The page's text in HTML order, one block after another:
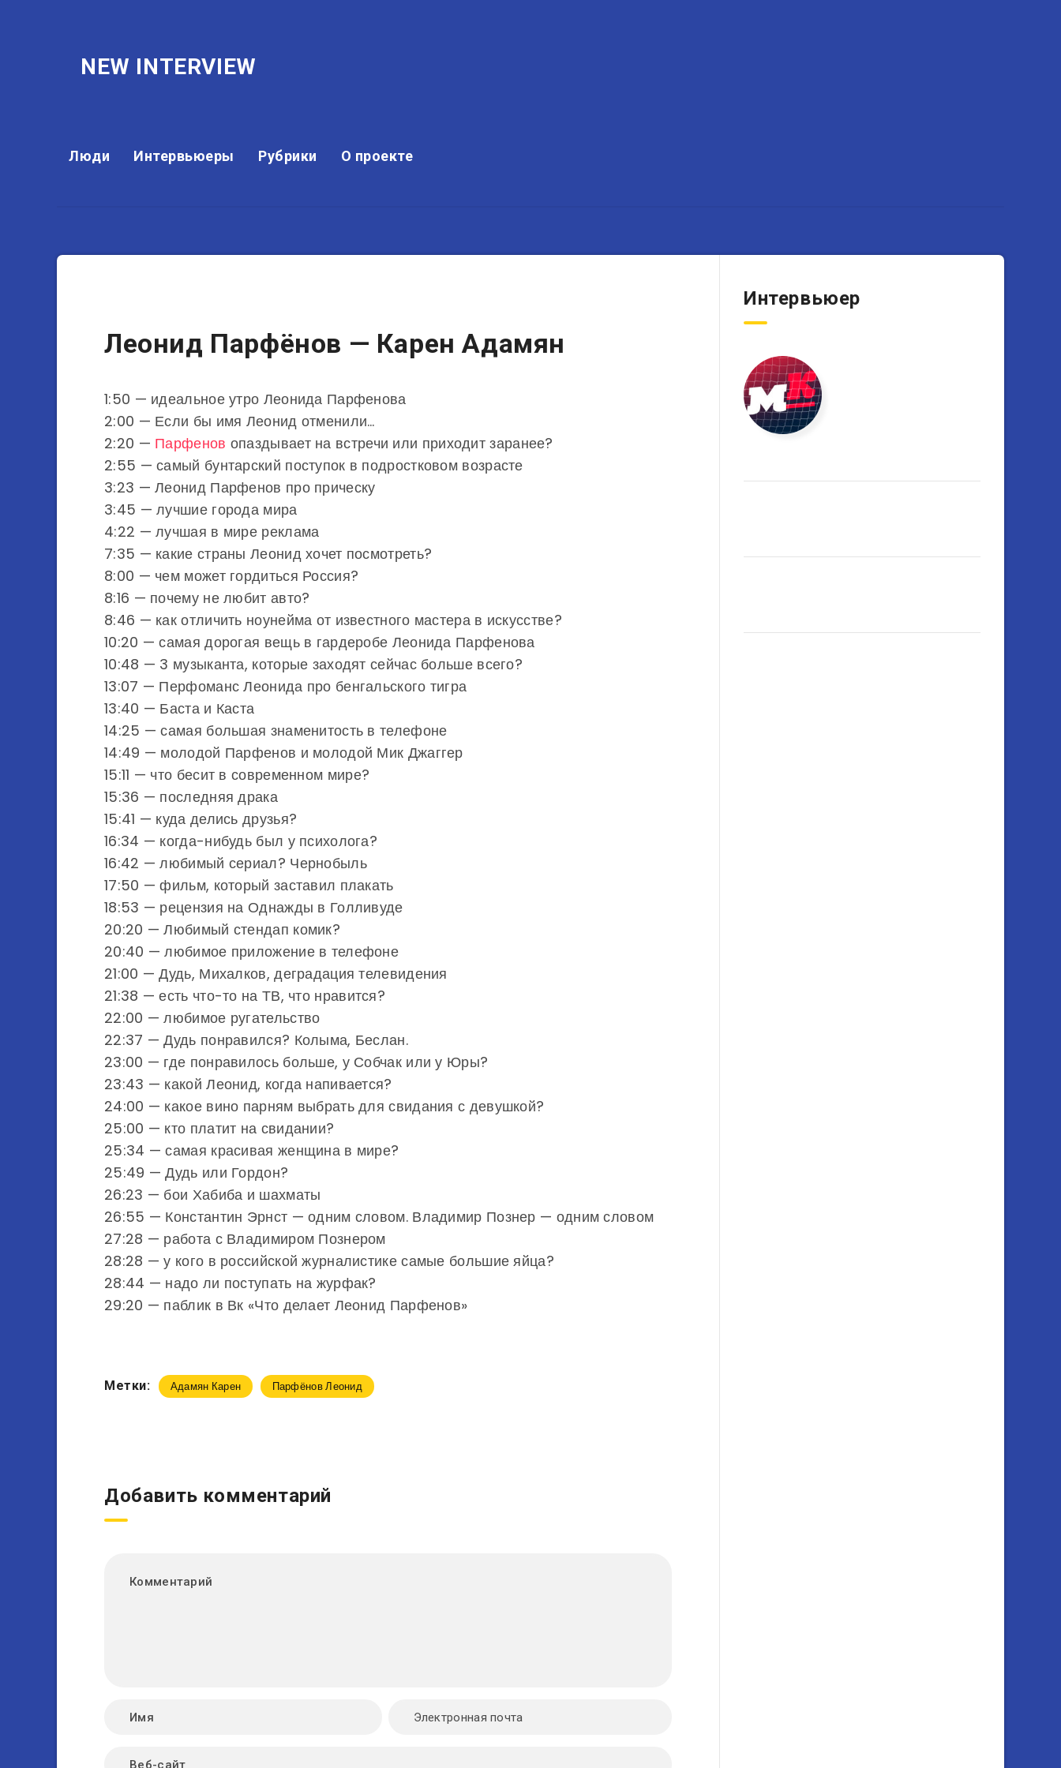
NEW INTERVIEW
Люди Интервьюеры Рубрики О проекте
Леонид Парфёнов — Карен Адамян
1:50 — идеальное утро Леонида Парфенова
2:00 — Если бы имя Леонид отменили…
2:20 — Парфенов опаздывает на встречи или приходит заранее?
2:55 — самый бунтарский поступок в подростковом возрасте
3:23 — Леонид Парфенов про прическу
3:45 — лучшие города мира
4:22 — лучшая в мире реклама
7:35 — какие страны Леонид хочет посмотреть?
8:00 — чем может гордиться Россия?
8:16 — почему не любит авто?
8:46 — как отличить ноунейма от известного мастера в искусстве?
10:20 — самая дорогая вещь в гардеробе Леонида Парфенова
10:48 — 3 музыканта, которые заходят сейчас больше всего?
13:07 — Перфоманс Леонида про бенгальского тигра
13:40 — Баста и Каста
14:25 — самая большая знаменитость в телефоне
14:49 — молодой Парфенов и молодой Мик Джаггер
15:11 — что бесит в современном мире?
15:36 — последняя драка
15:41 — куда делись друзья?
16:34 — когда-нибудь был у психолога?
16:42 — любимый сериал? Чернобыль
17:50 — фильм, который заставил плакать
18:53 — рецензия на Однажды в Голливуде
20:20 — Любимый стендап комик?
20:40 — любимое приложение в телефоне
21:00 — Дудь, Михалков, деградация телевидения
21:38 — есть что-то на ТВ, что нравится?
22:00 — любимое ругательство
22:37 — Дудь понравился? Колыма, Беслан.
23:00 — где понравилось больше, у Собчак или у Юры?
23:43 — какой Леонид, когда напивается?
24:00 — какое вино парням выбрать для свидания с девушкой?
25:00 — кто платит на свидании?
25:34 — самая красивая женщина в мире?
25:49 — Дудь или Гордон?
26:23 — бои Хабиба и шахматы
26:55 — Константин Эрнст — одним словом. Владимир Познер — одним словом
27:28 — работа с Владимиром Познером
28:28 — у кого в российской журналистике самые большие яйца?
28:44 — надо ли поступать на журфак?
29:20 — паблик в Вк «Что делает Леонид Парфенов»
Метки: Адамян Карен Парфёнов Леонид
Добавить комментарий
Интервьюер